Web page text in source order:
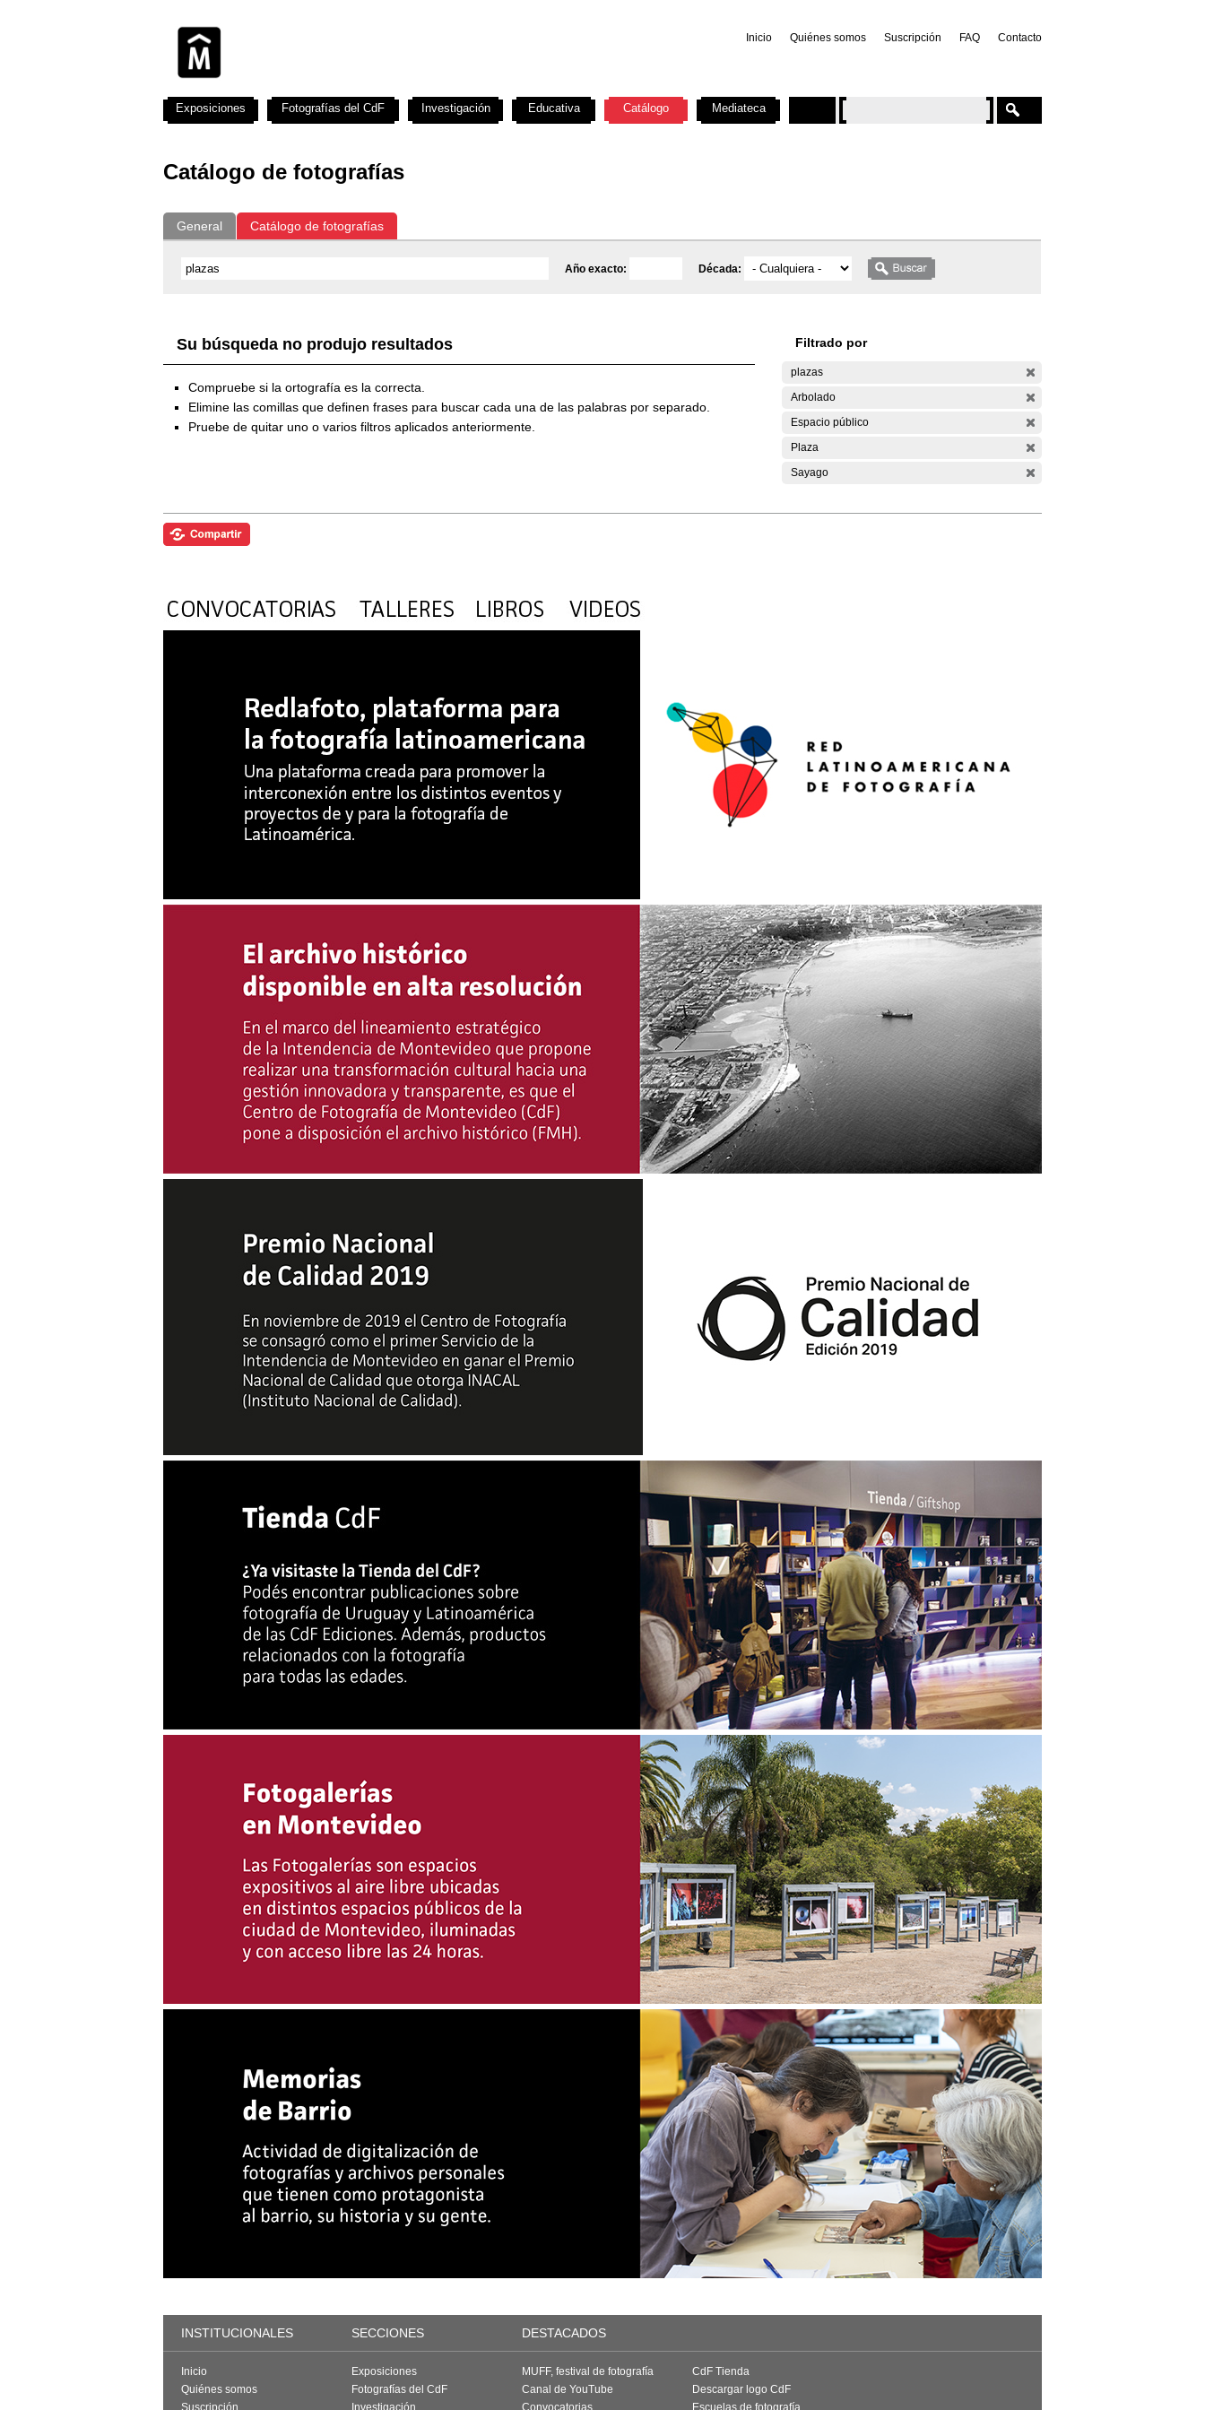
Inicio Quiénes somos Suscripción FAQ Contacto
Catálogo de fotografías
General Catálogo de fotografías
Año exacto: Década:
Su búsqueda no produjo resultados
Compruebe si la ortografía es la correcta.
Elimine las comillas que definen frases para buscar cada una de las palabras por separado.
Pruebe de quitar uno o varios filtros aplicados anteriormente.
Filtrado por
plazas
Arbolado
Espacio público
Plaza
Sayago
Exposiciones Fotografías del CdF Investigación Educativa Catálogo Mediateca
INSTITUCIONALES SECCIONES DESTACADOS
Inicio
Quiénes somos
Suscripción
Exposiciones
Fotografías del CdF
Investigación
MUFF, festival de fotografía
Canal de YouTube
Convocatorias
CdF Tienda
Descargar logo CdF
Escuelas de fotografía